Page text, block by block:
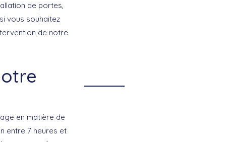
de portes,
vous souhaitez
de notre
en matière de
entre 7 heures et